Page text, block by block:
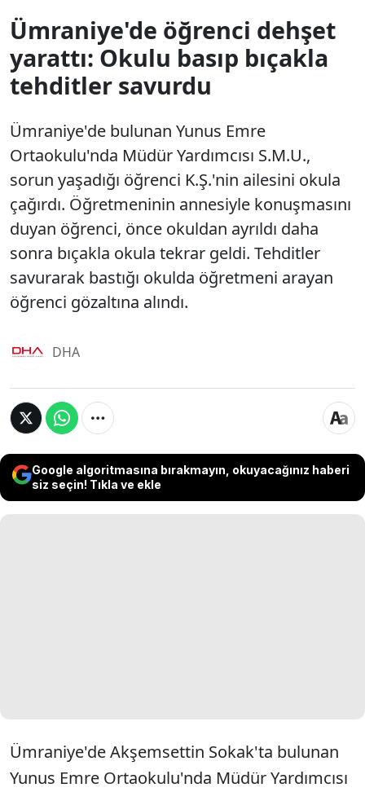
Ümraniye'de öğrenci dehşet
yarattı: Okulu basıp bıçakla
tehditler savurdu
Ümraniye'de bulunan Yunus Emre
Ortaokulu'nda Müdür Yardımcısı S.M.U.,
sorun yaşadığı öğrenci K.Ş.'nin ailesini okula
çağırdı. Öğretmeninin annesiyle konuşmasını
duyan öğrenci, önce okuldan ayrıldı daha
sonra bıçakla okula tekrar geldi. Tehditler
savurarak bastığı okulda öğretmeni arayan
öğrenci gözaltına alındı.
DHA
Google algoritmasına bırakmayın, okuyacağınız haberi
siz seçin! Tıkla ve ekle
Ümraniye'de Akşemsettin Sokak'ta bulunan
Yunus Emre Ortaokulu'nda Müdür Yardımcısı